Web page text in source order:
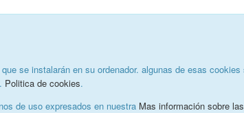
se instalarán en su ordenador. algunas de esas
Politica de cookies.
de uso expresados en nuestra Mas información sobre